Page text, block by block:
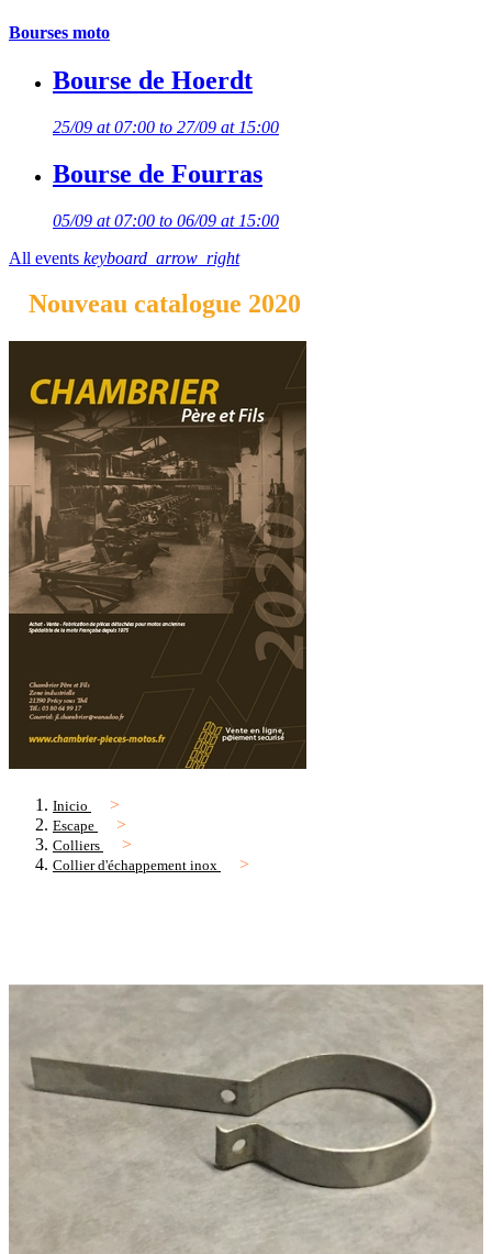
Bourses moto
Bourse de Hoerdt
25/09 at 07:00 to 27/09 at 15:00
Bourse de Fourras
05/09 at 07:00 to 06/09 at 15:00
All events keyboard_arrow_right
Nouveau catalogue 2020
Inicio
Escape
Colliers
Collier d'échappement inox